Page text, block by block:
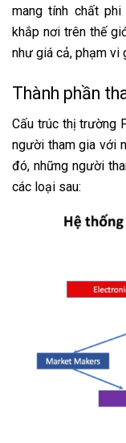
mang tính chất
khắp nơi trên thế
như giá cả, phạm vi
Thành phần
Cấu trúc thị trường
người tham gia với
đó, những người
các loại sau: